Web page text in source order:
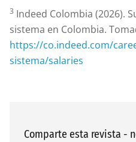
3 Indeed Colombia (2026).
sistema en Colombia.
https://co.indeed.com/
sistema/salaries
Comparte esta revista -